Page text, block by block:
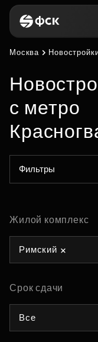
Москва
с метро
Фильтры
Жилой комплекс
Римский
Срок сдачи
Все